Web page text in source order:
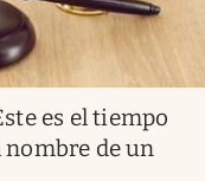
es el tiempo
nombre de un